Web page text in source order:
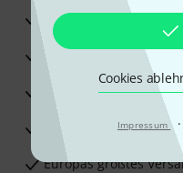
Cookies
Impressum ·
30 Tage Money-Back-
Reparaturservice
Beratung durch
Zufriedenheitsgarantie
Europas größtes